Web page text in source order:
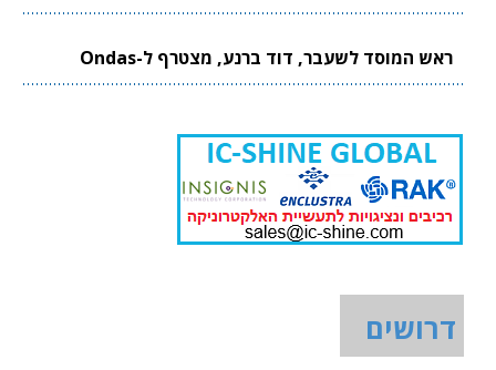
ראש המוסד לשעבר, דוד ברנע, מצטרף ל-Ondas
דרושים